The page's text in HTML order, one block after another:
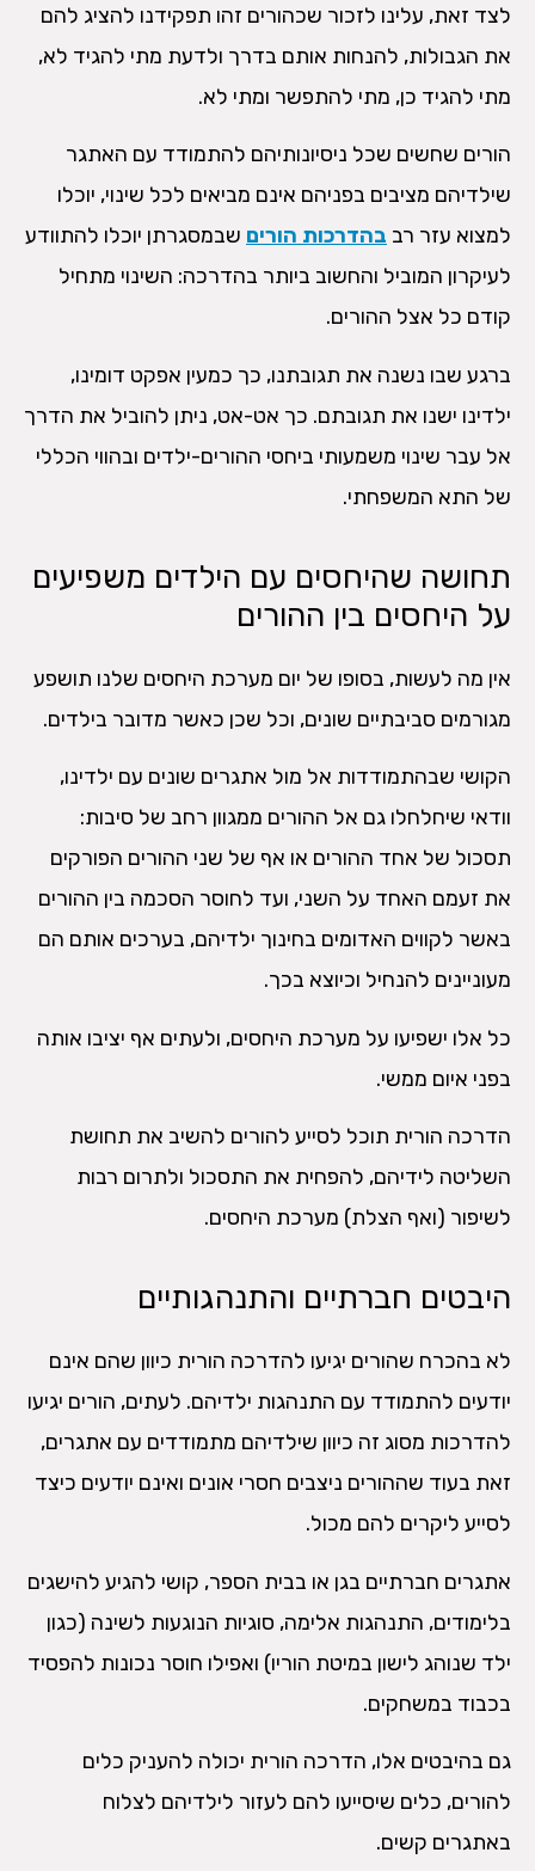
לצד זאת, עלינו לזכור שכהורים זהו תפקידנו להציג להם
את הגבולות, להנחות אותם בדרך ולדעת מתי להגיד לא,
מתי להגיד כן, מתי להתפשר ומתי לא.
הורים שחשים שכל ניסיונותיהם להתמודד עם האתגר
שילדיהם מציבים בפניהם אינם מביאים לכל שינוי, יוכלו
למצוא עזר רב בהדרכות הורים שבמסגרתן יוכלו להתוודע
לעיקרון המוביל והחשוב ביותר בהדרכה: השינוי מתחיל
קודם כל אצל ההורים.
ברגע שבו נשנה את תגובתנו, כך כמעין אפקט דומינו,
ילדינו ישנו את תגובתם. כך אט-אט, ניתן להוביל את הדרך
אל עבר שינוי משמעותי ביחסי ההורים-ילדים ובהווי הכללי
של התא המשפחתי.
תחושה שהיחסים עם הילדים משפיעים
על היחסים בין ההורים
אין מה לעשות, בסופו של יום מערכת היחסים שלנו תושפע
מגורמים סביבתיים שונים, וכל שכן כאשר מדובר בילדים.
הקושי שבהתמודדות אל מול אתגרים שונים עם ילדינו,
וודאי שיחלחלו גם אל ההורים ממגוון רחב של סיבות:
תסכול של אחד ההורים או אף של שני ההורים הפורקים
את זעמם האחד על השני, ועד לחוסר הסכמה בין ההורים
באשר לקווים האדומים בחינוך ילדיהם, בערכים אותם הם
מעוניינים להנחיל וכיוצא בכך.
כל אלו ישפיעו על מערכת היחסים, ולעתים אף יציבו אותה
בפני איום ממשי.
הדרכה הורית תוכל לסייע להורים להשיב את תחושת
השליטה לידיהם, להפחית את התסכול ולתרום רבות
לשיפור (ואף הצלת) מערכת היחסים.
היבטים חברתיים והתנהגותיים
לא בהכרח שהורים יגיעו להדרכה הורית כיוון שהם אינם
יודעים להתמודד עם התנהגות ילדיהם. לעתים, הורים יגיעו
להדרכות מסוג זה כיוון שילדיהם מתמודדים עם אתגרים,
זאת בעוד שההורים ניצבים חסרי אונים ואינם יודעים כיצד
לסייע ליקרים להם מכול.
אתגרים חברתיים בגן או בבית הספר, קושי להגיע להישגים
בלימודים, התנהגות אלימה, סוגיות הנוגעות לשינה (כגון
ילד שנוהג לישון במיטת הוריו) ואפילו חוסר נכונות להפסיד
בכבוד במשחקים.
גם בהיבטים אלו, הדרכה הורית יכולה להעניק כלים
להורים, כלים שיסייעו להם לעזור לילדיהם לצלוח
באתגרים קשים.